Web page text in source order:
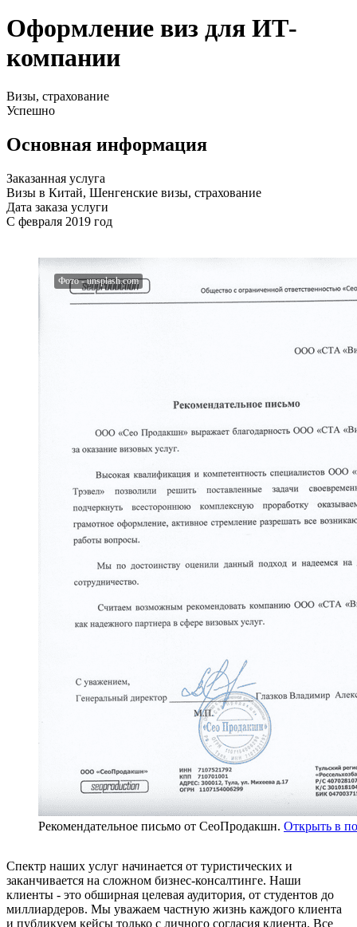
Оформление виз для ИТ-
компании
Визы, страхование
Успешно
Основная информация
Заказанная услуга
Визы в Китай, Шенгенские визы, страхование
Дата заказа услуги
С февраля 2019 год
Рекомендательное письмо от СеоПродакшн. Открыть в
Спектр наших услуг начинается от туристических и
заканчивается на сложном бизнес-консалтинге. Наши
клиенты - это обширная целевая аудитория, от студентов до
миллиардеров. Мы уважаем частную жизнь каждого клиента
и публикуем кейсы только с личного согласия клиента. Все